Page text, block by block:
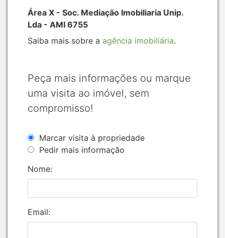
Área X - Soc. Mediação Imobiliaria Unip.
Lda - AMI 6755
Saiba mais sobre a agência imobiliária.
Peça mais informações ou marque
uma visita ao imóvel, sem
compromisso!
Marcar visita à propriedade
Pedir mais informação
Nome:
Email: